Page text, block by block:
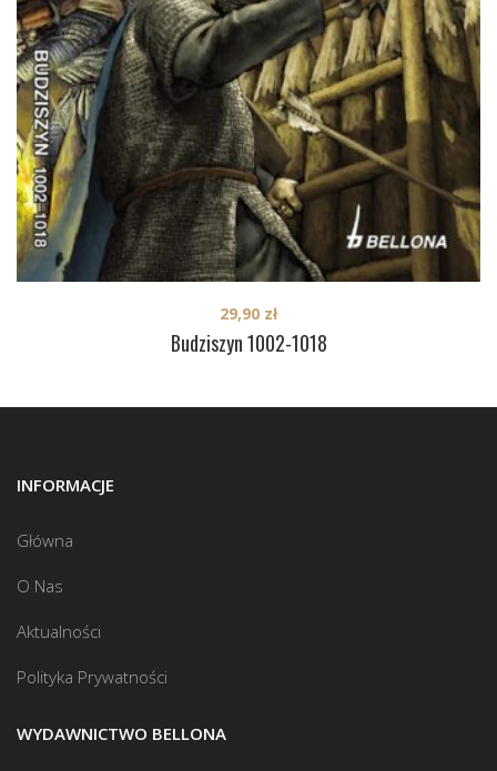
Budziszyn 1002-1018
29,90 zł
INFORMACJE
Główna
O Nas
Aktualności
Polityka Prywatności
WYDAWNICTWO BELLONA